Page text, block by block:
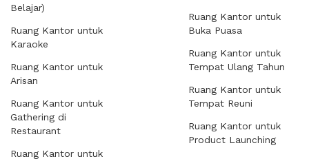
Belajar)
Ruang Kantor untuk
Karaoke
Ruang Kantor untuk
Arisan
Ruang Kantor untuk
Gathering di
Restaurant
Ruang Kantor untuk
Ruang Kantor untuk
Buka Puasa
Ruang Kantor untuk
Tempat Ulang Tahun
Ruang Kantor untuk
Tempat Reuni
Ruang Kantor untuk
Product Launching